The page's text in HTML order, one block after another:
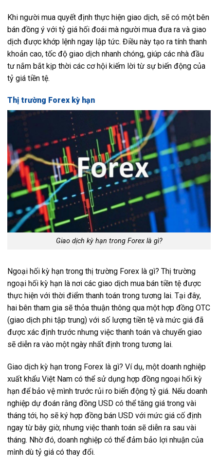
Khi người mua quyết định thực hiện giao dịch, sẽ có một bên
bán đồng ý với tỷ giá hối đoái mà người mua đưa ra và giao
dịch được khớp lệnh ngay lập tức. Điều này tạo ra tính thanh
khoản cao, tốc độ giao dịch nhanh chóng, giúp các nhà đầu
tư nắm bắt kịp thời các cơ hội kiếm lời từ sự biến động của
tỷ giá tiền tệ.
Thị trường Forex kỳ hạn
Giao dịch kỳ hạn trong Forex là gì?
Ngoại hối kỳ hạn trong thị trường Forex là gì? Thị trường
ngoại hối kỳ hạn là nơi các giao dịch mua bán tiền tệ được
thực hiện với thời điểm thanh toán trong tương lai. Tại đây,
hai bên tham gia sẽ thỏa thuận thông qua một hợp đồng OTC
(giao dịch phi tập trung) với số lượng tiền tệ và mức giá đã
được xác định trước nhưng việc thanh toán và chuyển giao
sẽ diễn ra vào một ngày nhất định trong tương lai.
Giao dịch kỳ hạn trong Forex là gì? Ví dụ, một doanh nghiệp
xuất khẩu Việt Nam có thể sử dụng hợp đồng ngoại hối kỳ
hạn để bảo vệ mình trước rủi ro biến động tỷ giá. Nếu doanh
nghiệp dự đoán rằng đồng USD có thể tăng giá trong vài
tháng tới, họ sẽ ký hợp đồng bán USD với mức giá cố định
ngay từ bây giờ, nhưng việc thanh toán sẽ diễn ra sau vài
tháng. Nhờ đó, doanh nghiệp có thể đảm bảo lợi nhuận của
mình dù tỷ giá có thay đổi.